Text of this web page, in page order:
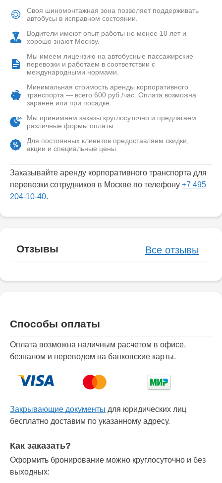
Своя шиномонтажная зона позволяет поддерживать
автобусы в исправном состоянии.
Водители имеют опыт работы не менее 10 лет и
хорошо знают Москву.
Мы имеем лицензию на автобусные пассажирские
перевозки и работаем в соответствии с
международными нормами.
Минимальная стоимость аренды корпоративного
транспорта — всего 600 руб./час. Оплата возможна
заранее или при посадке.
Мы принимаем заказы круглосуточно и предлагаем
различные формы оплаты.
Для постоянных клиентов предоставляем скидки,
акции и специальные цены.
Заказывайте аренду корпоративного транспорта для
перевозки сотрудников в Москве по телефону +7 495
204-10-40.
Все отзывы
Отзывы
Способы оплаты
Оплата возможна наличным расчетом в офисе,
безналом и переводом на банковские карты.
Закрывающие документы для юридических лиц
бесплатно доставим по указанному адресу.
Как заказать?
Оформить бронирование можно круглосуточно и без
выходных: